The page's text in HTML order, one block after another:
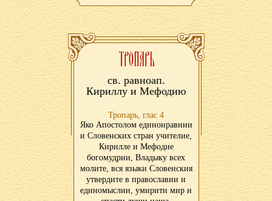
св. равноап.
Кириллу и Мефодию
Тропарь, глас 4
Яко Апостолом единонравнии
и Словенских стран учителие,
Кирилле и Мефодие
богомудрии, Владыку всех
молите, вся языки Словенския
утвердите в православии и
единомыслии, умирити мир и